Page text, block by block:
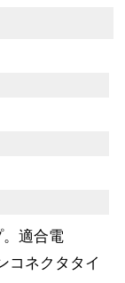
適合電
コネクタタイ